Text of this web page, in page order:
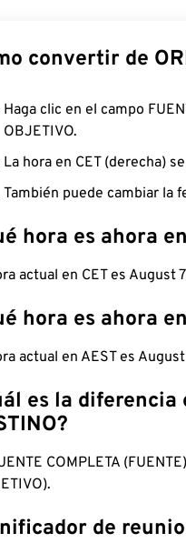
convertir de
Haga clic en el campo
OBJETIVO.
La hora en CET (derecha)
También puede cambiar la
hora es ahora
actual en CET es August
hora es ahora
actual en AEST es
es la diferencia
COMPLETA
de